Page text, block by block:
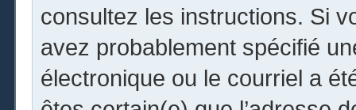
consultez les instructions. Si
avez probablement spécifié
électronique ou le courriel a